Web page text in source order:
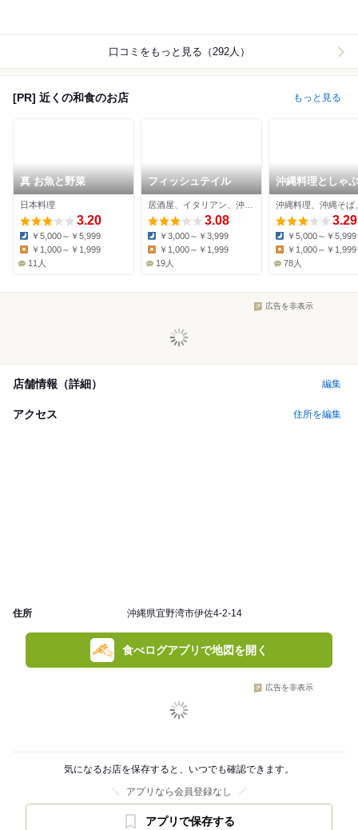
口コミをもっと見る（292人）
[PR] 近くの和食のお店 もっと見る
真 お魚と野菜
日本料理
3.20
Dinner:
￥5,000～￥5,999
Lunch:
￥1,000～￥1,999
11人
フィッシュテイル
3.08
Dinner:
￥3,000～￥3,999
Lunch:
￥1,000～￥1,999
19人
沖縄料理としゃ
ぶのお店 赤瓦
3.29
Dinner:
￥5,000～￥5,999
Lunch:
￥1,000～￥1,999
78人
広告を非表示
店舗情報（詳細） 編集
アクセス 住所を編集
住所 沖縄県宜野湾市伊佐4-2-14
食べログアプリで地図を開く
広告を非表示
気になるお店を保存すると、いつでも確認できます。
アプリなら会員登録なし
アプリで保存する